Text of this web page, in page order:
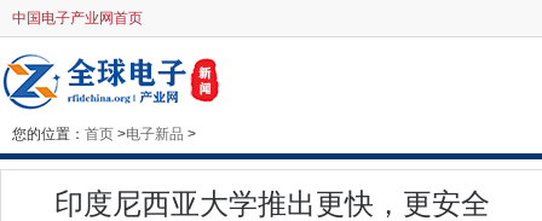
中国电子产业网首页
您的位置： 首页 >电子新品 >
印度尼西亚大学推出更快，更安全